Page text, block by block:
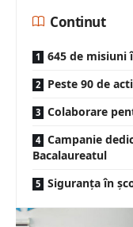
Continut
645 de
Peste 90 de
Colaborare
Campanie
Bacalaureatul
Siguranța în